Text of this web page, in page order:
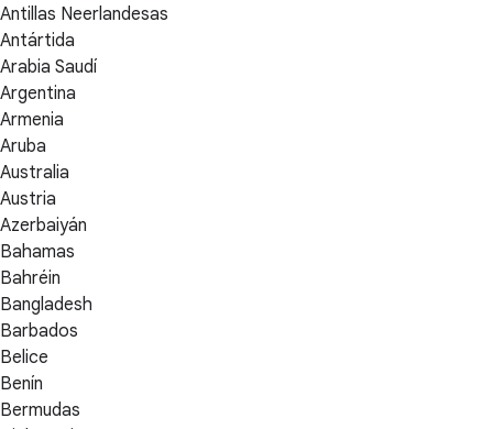
Antillas Neerlandesas
Antártida
Arabia Saudí
Argentina
Armenia
Aruba
Australia
Austria
Azerbaiyán
Bahamas
Bahréin
Bangladesh
Barbados
Belice
Benín
Bermudas